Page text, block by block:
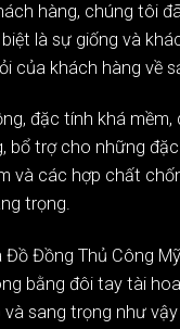
hàng, chúng tôi
là sự giống và
của khách hàng về
đặc tính khá mềm,
trợ cho những
và các hợp chất
trọng.
Đồng Thủ Công
bằng đôi tay tài
sang trọng như